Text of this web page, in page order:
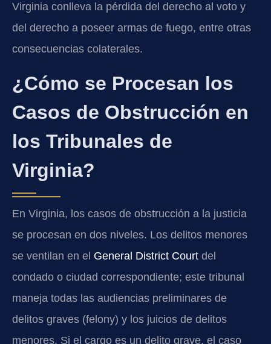
Virginia conlleva la pérdida del derecho al voto y
del derecho a poseer armas de fuego, entre otras
consecuencias colaterales.
¿Cómo se Procesan los
Casos de Obstrucción en
los Tribunales de
Virginia?
En Virginia, los casos de obstrucción a la justicia
se procesan en dos niveles. Los delitos menores
se ventilan en el General District Court del
condado o ciudad correspondiente; este tribunal
maneja todas las audiencias preliminares de
delitos graves (felony) y los juicios de delitos
menores. Si el cargo es un delito grave, el caso